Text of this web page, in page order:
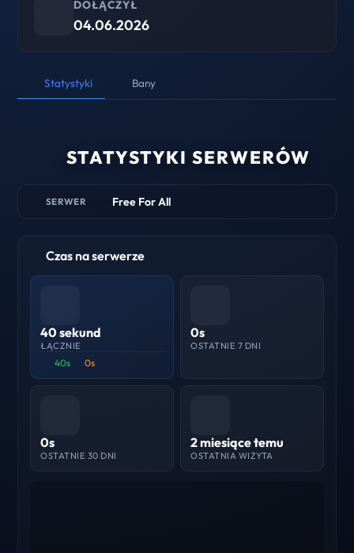
DOŁĄCZYŁ
04.06.2026
Statystyki Bany
STATYSTYKI SERWERÓW
SERWER Free For All
Czas na serwerze
40 sekund
ŁĄCZNIE
40s 0s
0s
OSTATNIE 7 DNI
0s
OSTATNIE 30 DNI
2 miesiące temu
OSTATNIA WIZYTA